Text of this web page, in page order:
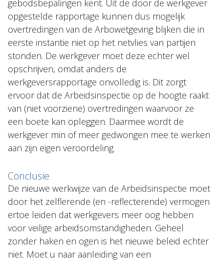
gebodsbepalingen kent. Uit de door de werkgever
opgestelde rapportage kunnen dus mogelijk
overtredingen van de Arbowetgeving blijken die in
eerste instantie niet op het netvlies van partijen
stonden. De werkgever moet deze echter wel
opschrijven, omdat anders de
werkgeversrapportage onvolledig is. Dit zorgt
ervoor dat de Arbeidsinspectie op de hoogte raakt
van (niet voorziene) overtredingen waarvoor ze
een boete kan opleggen. Daarmee wordt de
werkgever min of meer gedwongen mee te werken
aan zijn eigen veroordeling.
Conclusie
De nieuwe werkwijze van de Arbeidsinspectie moet
door het zelflerende (en -reflecterende) vermogen
ertoe leiden dat werkgevers meer oog hebben
voor veilige arbeidsomstandigheden. Geheel
zonder haken en ogen is het nieuwe beleid echter
niet. Moet u naar aanleiding van een